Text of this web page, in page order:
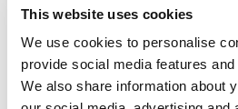
This website uses cookies
We use cookies to personalise
provide social media features
We also share information about
Skriv en
Ställ en